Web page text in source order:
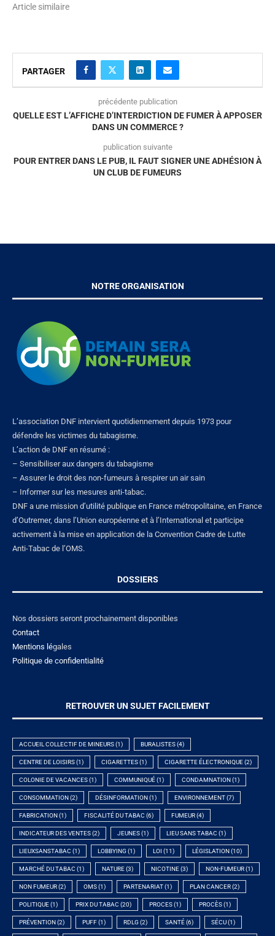
Article similaire
PARTAGER
précédente publication
QUELLE EST L’AFFICHE D’INTERDICTION DE FUMER À APPOSER
DANS UN COMMERCE ?
publication suivante
POUR ENTRER DANS LE PUB, IL FAUT SIGNER UNE ADHÉSION À
UN CLUB DE FUMEURS
NOTRE ORGANISATION
L’association DNF intervient quotidiennement depuis 1973 pour
défendre les victimes du tabagisme.
L’action de DNF en résumé :
– Sensibiliser aux dangers du tabagisme
– Assurer le droit des non-fumeurs à respirer un air sain
– Informer sur les mesures anti-tabac.
DNF a une mission d’utilité publique en France métropolitaine, en France
d’Outremer, dans l’Union européenne et à l’International et participe
activement à la mise en application de la Convention Cadre de Lutte
Anti-Tabac de l’OMS.
DOSSIERS
Nos dossiers seront prochainement disponibles
Contact
Mentions légales
Politique de confidentialité
RETROUVER UN SUJET FACILEMENT
ACCUEIL COLLECTIF DE MINEURS(1) BURALISTES(4)
CENTRE DE LOISIRS(1) CIGARETTES(1) CIGARETTE ÉLECTRONIQUE(2)
COLONIE DE VACANCES(1) COMMUNIQUÉ(1) CONDAMNATION (1)
CONSOMMATION (2) DÉSINFORMATION (1) ENVIRONNEMENT(7)
FABRICATION (1) FISCALITÉ DU TABAC (6) FUMEUR(4)
INDICATEUR DES VENTES(2) JEUNES(1) LIEU SANS TABAC (1)
LIEUXSANSTABAC (1) LOBBYING (1) LOI (11) LÉGISLATION (10)
MARCHÉ DU TABAC (1) NATURE(3) NICOTINE(3) NON-FUMEUR(1)
NON FUMEUR(2) OMS(1) PARTENARIAT(1) PLAN CANCER(2)
POLITIQUE(1) PRIX DU TABAC (20) PROCES(1) PROCÈS(1)
PRÉVENTION (2) PUFF(1) RDLG (2) SANTÉ(6) SÉCU(1)